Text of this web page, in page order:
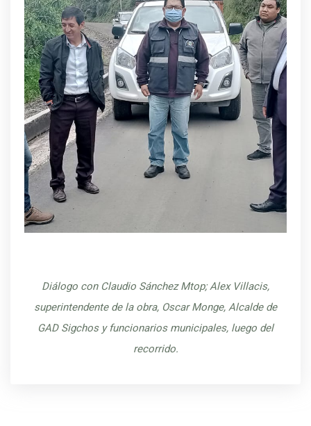
Diálogo con Claudio Sánchez Mtop; Alex Villacis,
superintendente de la obra, Oscar Monge, Alcalde de
GAD Sigchos y funcionarios municipales, luego del
recorrido.